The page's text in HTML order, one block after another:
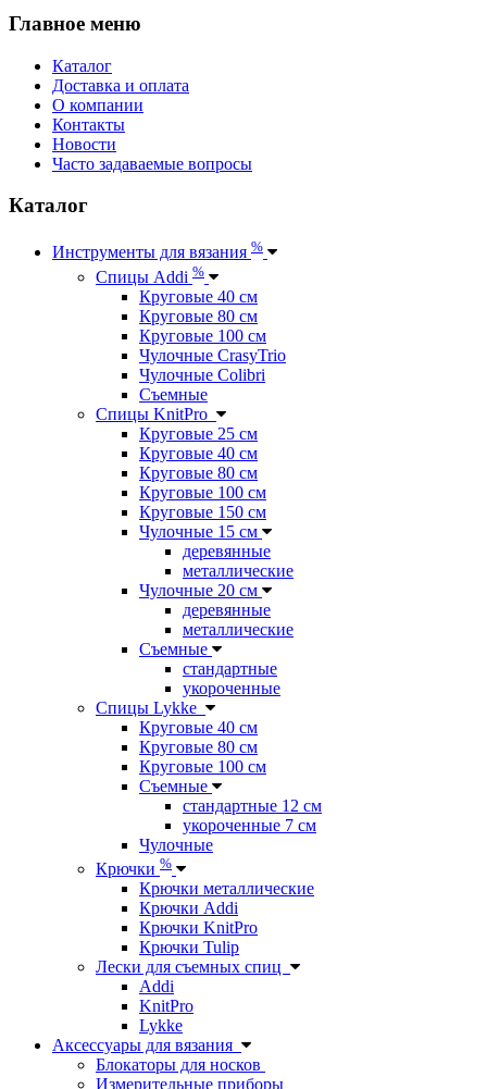
Главное меню
Каталог
Доставка и оплата
О компании
Контакты
Новости
Часто задаваемые вопросы
Каталог
Инструменты для вязания %
Спицы Addi %
Круговые 40 см
Круговые 80 см
Круговые 100 см
Чулочные CrasyTrio
Чулочные Colibri
Съемные
Спицы KnitPro
Круговые 25 см
Круговые 40 см
Круговые 80 см
Круговые 100 см
Круговые 150 см
Чулочные 15 см
деревянные
металлические
Чулочные 20 см
деревянные
металлические
Съемные
стандартные
укороченные
Спицы Lykke
Круговые 40 см
Круговые 80 см
Круговые 100 см
Съемные
стандартные 12 см
укороченные 7 см
Чулочные
Крючки %
Крючки металлические
Крючки Addi
Крючки KnitPro
Крючки Tulip
Лески для съемных спиц
Addi
KnitPro
Lykke
Аксессуары для вязания
Блокаторы для носков
Измерительные приборы